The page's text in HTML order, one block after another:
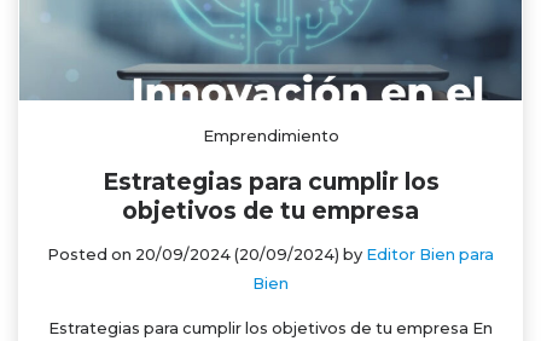
Emprendimiento
Estrategias para cumplir los
objetivos de tu empresa
Posted on 20/09/2024 (20/09/2024) by Editor Bien para
Bien
Estrategias para cumplir los objetivos de tu empresa En